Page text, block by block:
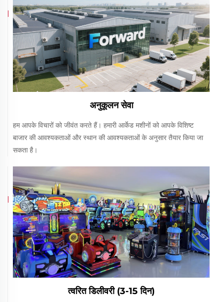
अनुकूलन सेवा
हम आपके विचारों को जीवंत करते हैं। हमारी आर्केड मशीनों को आपके विशिष्ट
बाजार की आवश्यकताओं और स्थान की आवश्यकताओं के अनुसार तैयार किया जा
सकता है।
त्वरित डिलीवरी (3-15 दिन)